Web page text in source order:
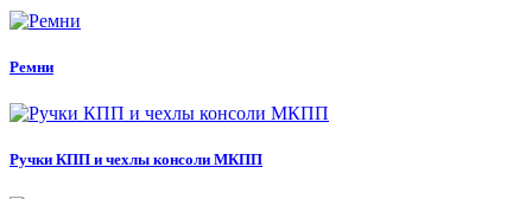
Ремни
Ручки КПП и чехлы консоли МКПП